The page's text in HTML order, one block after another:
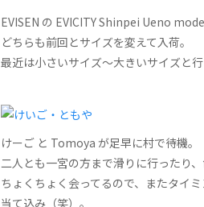
EVISEN の EVICITY Shinpei Ueno
どちらも前回とサイズを変えて入荷。
最近は小さいサイズ〜大きいサイズと
けーご と Tomoya が足早に村で待機。
二人とも一宮の方まで滑りに行ったり
ちょくちょく会ってるので、またタイミ
当て込み（笑）。